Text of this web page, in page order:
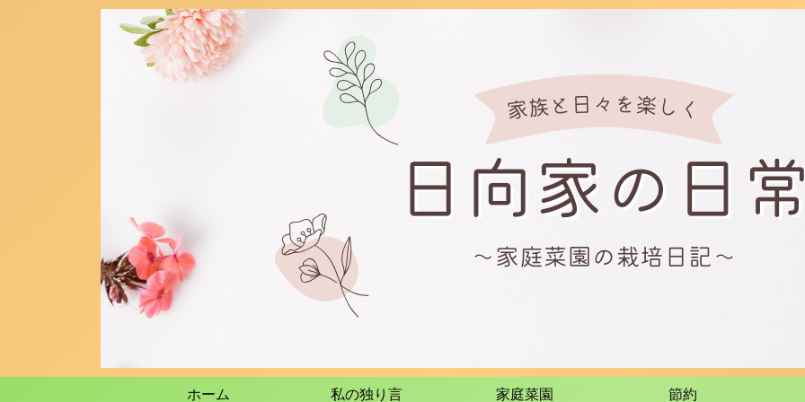
ホーム 私の独り言 家庭菜園 節約